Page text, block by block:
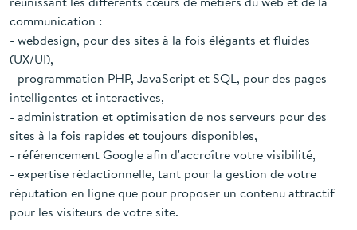
Notre agence bénéficie d'une équipe pluridisciplinaire,
réunissant les différents cœurs de métiers du web et de la
communication :
- webdesign, pour des sites à la fois élégants et fluides
(UX/UI),
- programmation PHP, JavaScript et SQL, pour des pages
intelligentes et interactives,
- administration et optimisation de nos serveurs pour des
sites à la fois rapides et toujours disponibles,
- référencement Google afin d'accroître votre visibilité,
- expertise rédactionnelle, tant pour la gestion de votre
réputation en ligne que pour proposer un contenu attractif